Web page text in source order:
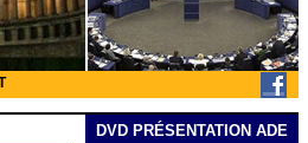
DVD PRÉSENTATION ADE